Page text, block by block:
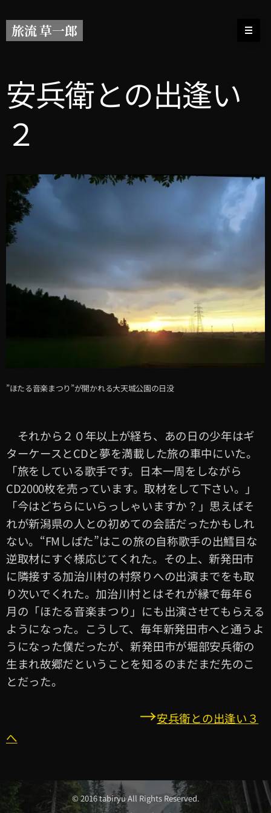
旅流 草一郎
安兵衛との出逢い
２
”ほたる音楽まつり”が開かれる大天城公園の日没
それから２０年以上が経ち、あの日の少年はギ
ターケースとCDと夢を満載した旅の車中にいた。
「旅をしている歌手です。日本一周をしながら
CD2000枚を売っています。取材をして下さい。」
「今はどちらにいらっしゃいますか？」思えばそ
れが新潟県の人との初めての会話だったかもしれ
ない。“FMしばた”はこの旅の自称歌手の出鱈目な
逆取材にすぐ様応じてくれた。その上、新発田市
に隣接する加治川村の村祭りへの出演までをも取
り次いでくれた。加治川村とはそれが縁で毎年６
月の「ほたる音楽まつり」にも出演させてもらえる
ようになった。こうして、毎年新発田市へと通うよ
うになった僕だったが、新発田市が堀部安兵衛の
生まれ故郷だということを知るのまだまだ先のこ
とだった。
→安兵衛との出逢い３
へ
© 2016 tabiryu All Rights Reserved.